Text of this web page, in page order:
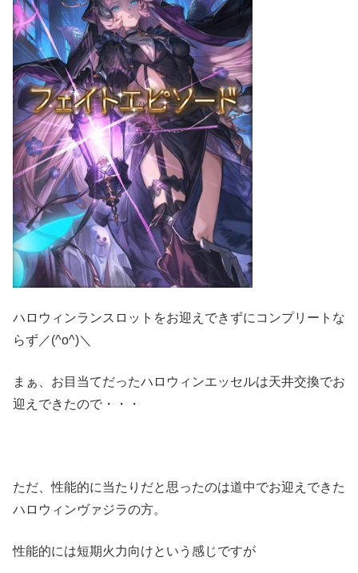
ハロウィンランスロットをお迎えできずにコンプリートな
らず／(^o^)＼
まぁ、お目当てだったハロウィンエッセルは天井交換でお
迎えできたので・・・
ただ、性能的に当たりだと思ったのは道中でお迎えできた
ハロウィンヴァジラの方。
性能的には短期火力向けという感じですが